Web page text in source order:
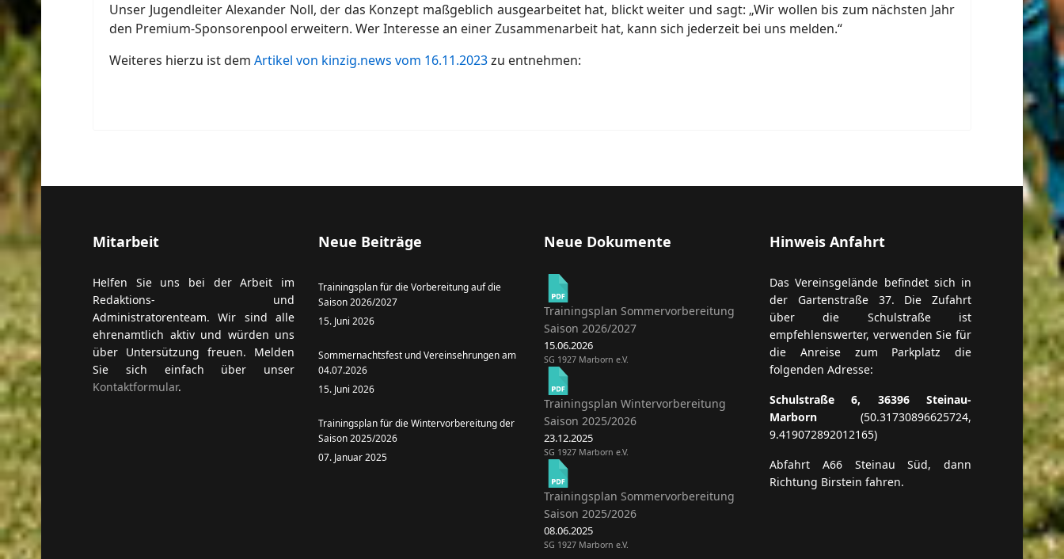
Unser Jugendleiter Alexander Noll, der das Konzept maßgeblich ausgearbeitet hat, blickt weiter und sagt: „Wir wollen bis zum nächsten Jahr
den Premium-Sponsorenpool erweitern. Wer Interesse an einer Zusammenarbeit hat, kann sich jederzeit bei uns melden.“
Weiteres hierzu ist dem Artikel von kinzig.news vom 16.11.2023zu entnehmen:
Mitarbeit
Helfen Sie uns bei der Arbeit im
Redaktions- und
Administratorenteam. Wir sind alle
ehrenamtlich aktiv und würden uns
über Untersützung freuen. Melden
Sie sich einfach über unser
Kontaktformular.
Neue Beiträge
Trainingsplan für die Vorbereitung auf die
Saison 2026/2027
15. Juni 2026
Sommernachtsfest und Vereinsehrungen am
04.07.2026
15. Juni 2026
Trainingsplan für die Wintervorbereitung der
Saison 2025/2026
07. Januar 2025
Neue Dokumente
Trainingsplan Sommervorbereitung
Saison 2026/2027
15.06.2026
SG 1927 Marborn e.V.
Trainingsplan Wintervorbereitung
Saison 2025/2026
23.12.2025
SG 1927 Marborn e.V.
Trainingsplan Sommervorbereitung
Saison 2025/2026
08.06.2025
SG 1927 Marborn e.V.
Hinweis Anfahrt
Das Vereinsgelände befindet sich in
der Gartenstraße 37. Die Zufahrt
über die Schulstraße ist
empfehlenswerter, verwenden Sie für
die Anreise zum Parkplatz die
folgenden Adresse:
Schulstraße 6, 36396 Steinau-
Marborn (50.31730896625724,
9.419072892012165)
Abfahrt A66 Steinau Süd, dann
Richtung Birstein fahren.